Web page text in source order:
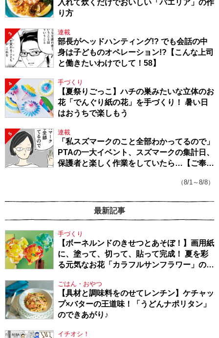
入れて炊くだけでおいしい「パエリア」の作
り方
3 連載
部長がヘッドハンティング!? でも会話の中
身は子どものオペレーション!?【こんな上司
と働きたいわけでして！58】
4 手づくり
【夏祭りごっこ】ハチの巣みたいな立体のお
花「でんぐり紙の花」を手づくり！ 暑い日
はおうちで楽しもう
5 連載
「私スズマークのこと全部わかってるので」
PTAの一大イベント、スズマークの集計日、
保護者と楽しく作業をしていたら…【ご奉仕
（8/1～8/8）
最新記事
手づくり
【ボーネルンドのきせつとあそぼ！】画用紙
に、塗って、切って、貼って完成！ 夏を彩
る元気なお花「カラフルサンフラワー」の作
ごはん・おやつ
【具材と調味料をのせてレンチン】ケチャッ
プ×バターの王道味！「うどんナポリタン」
のできあがり♪
イチオシ！